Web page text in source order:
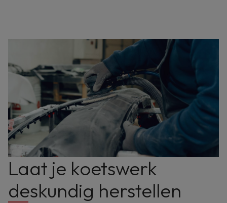
Laat je koetswerk
deskundig herstellen